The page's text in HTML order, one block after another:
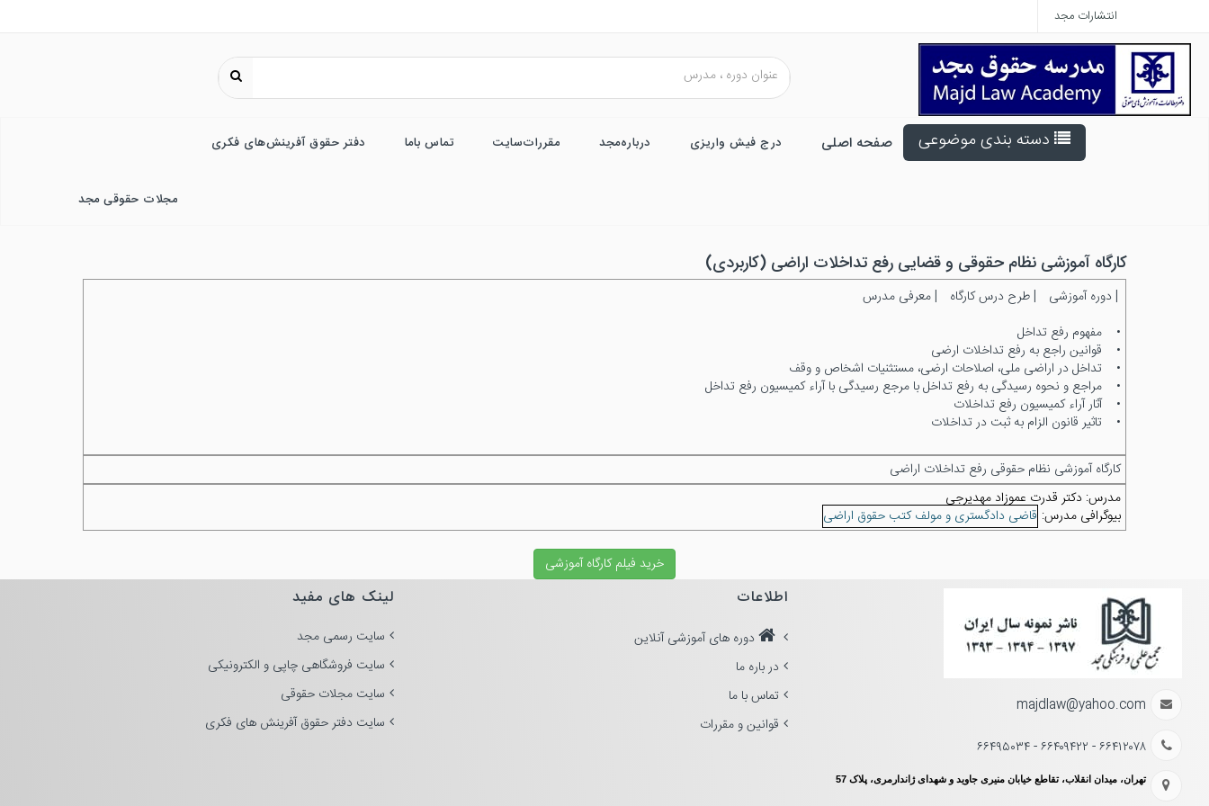
انتشارات مجد
دسته بندی موضوعی صفحه اصلی درج فیش واریزی درباره‌مجد مقررات‌سایت تماس باما دفتر حقوق آفرینش‌های فکری
مجلات حقوقی مجد
کارگاه آموزشی نظام حقوقی و قضایی رفع تداخلات اراضی (کاربردی)
| دوره آموزشی | طرح درس کارگاه | معرفی مدرس
• مفهوم رفع تداخل
• قوانین راجع به رفع تداخلات ارضی
• تداخل در اراضی ملی، اصلاحات ارضی، مستثنیات اشخاص و وقف
• مراجع و نحوه رسیدگی به رفع تداخل با مرجع رسیدگی با آراء کمیسیون رفع تداخل
• آثار آراء کمیسیون رفع تداخلات
• تاثیر قانون الزام به ثبت در تداخلات
کارگاه آموزشی نظام حقوقی رفع تداخلات اراضی
مدرس: دکتر قدرت عموزاد مهدیرجی
بیوگرافی مدرس: قاضی دادگستری و مولف کتب حقوق اراضی
خرید فیلم کارگاه آموزشی
majdlaw@yahoo.com
۶۶۴۱۲۰۷۸ - ۶۶۴۰۹۴۲۲ - ۶۶۴۹۵۰۳۴
تهران، میدان انقلاب، تقاطع خیابان منیری جاوید و شهدای ژاندارمری، پلاک 57
اطلاعات
دوره های آموزشی آنلاین
در باره ما
تماس با ما
قوانین و مقررات
لینک های مفید
سایت رسمی مجد
سایت فروشگاهی چاپی و الکترونیکی
سایت مجلات حقوقی
سایت دفتر حقوق آفرینش های فکری